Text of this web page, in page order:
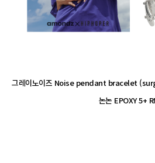
그레이노이즈 Noise pendant bracelet
논논 EPOXY 5+